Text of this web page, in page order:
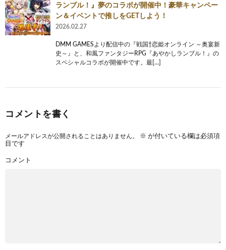
ランブル！』夢のコラボが開催中！豪華キャンペー
ン＆イベントで推しをGETしよう！
2026.02.27
DMM GAMESより配信中の『戦国†恋姫オンライン ～奥宴新
史～』と、和風ファンタジーRPG『あやかしランブル！』の
スペシャルコラボが開催中です。最[…]
コメントを書く
メールアドレスが公開されることはありません。 ※ が付いている欄は必須項
目です
コメント